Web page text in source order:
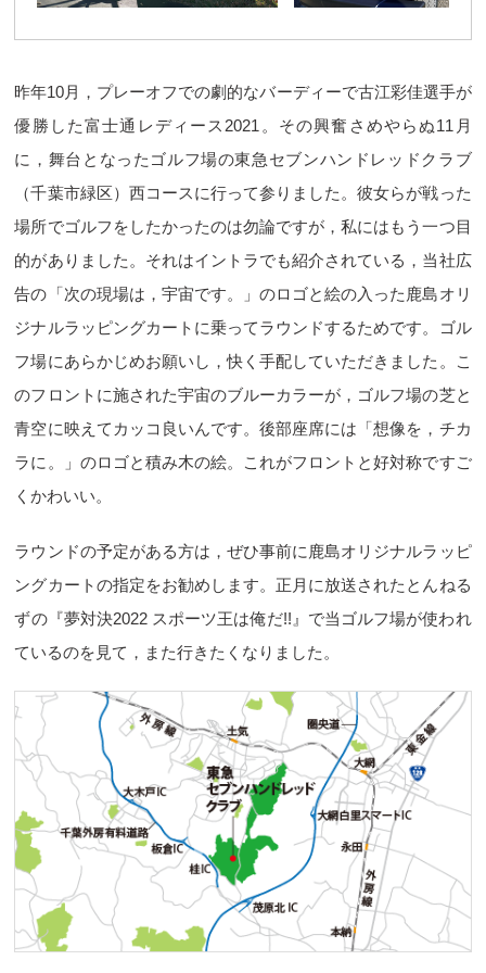
昨年10月，プレーオフでの劇的なバーディーで古江彩佳選手が
優勝した富士通レディース2021。その興奮さめやらぬ11月
に，舞台となったゴルフ場の東急セブンハンドレッドクラブ
（千葉市緑区）西コースに行って参りました。彼女らが戦った
場所でゴルフをしたかったのは勿論ですが，私にはもう一つ目
的がありました。それはイントラでも紹介されている，当社広
告の「次の現場は，宇宙です。」のロゴと絵の入った鹿島オリ
ジナルラッピングカートに乗ってラウンドするためです。ゴル
フ場にあらかじめお願いし，快く手配していただきました。こ
のフロントに施された宇宙のブルーカラーが，ゴルフ場の芝と
青空に映えてカッコ良いんです。後部座席には「想像を，チカ
ラに。」のロゴと積み木の絵。これがフロントと好対称ですご
くかわいい。
ラウンドの予定がある方は，ぜひ事前に鹿島オリジナルラッピ
ングカートの指定をお勧めします。正月に放送されたとんねる
ずの『夢対決2022 スポーツ王は俺だ!!』で当ゴルフ場が使われ
ているのを見て，また行きたくなりました。